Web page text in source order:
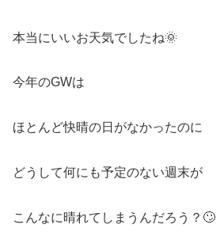
本当にいいお天気でしたね🌞
今年のGWは
ほとんど快晴の日がなかったのに
どうして何にも予定のない週末が
こんなに晴れてしまうんだろう？🙄